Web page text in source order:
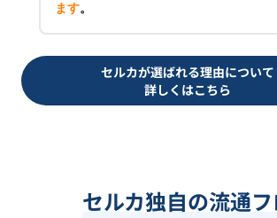
ます。
セルカが選ばれる理由について
詳しくはこちら
セルカ独自の流通